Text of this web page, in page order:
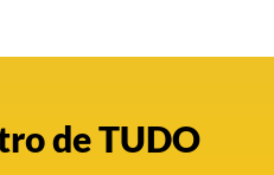
de TUDO